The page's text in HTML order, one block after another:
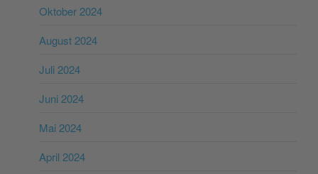
Oktober 2024
August 2024
Juli 2024
Juni 2024
Mai 2024
April 2024